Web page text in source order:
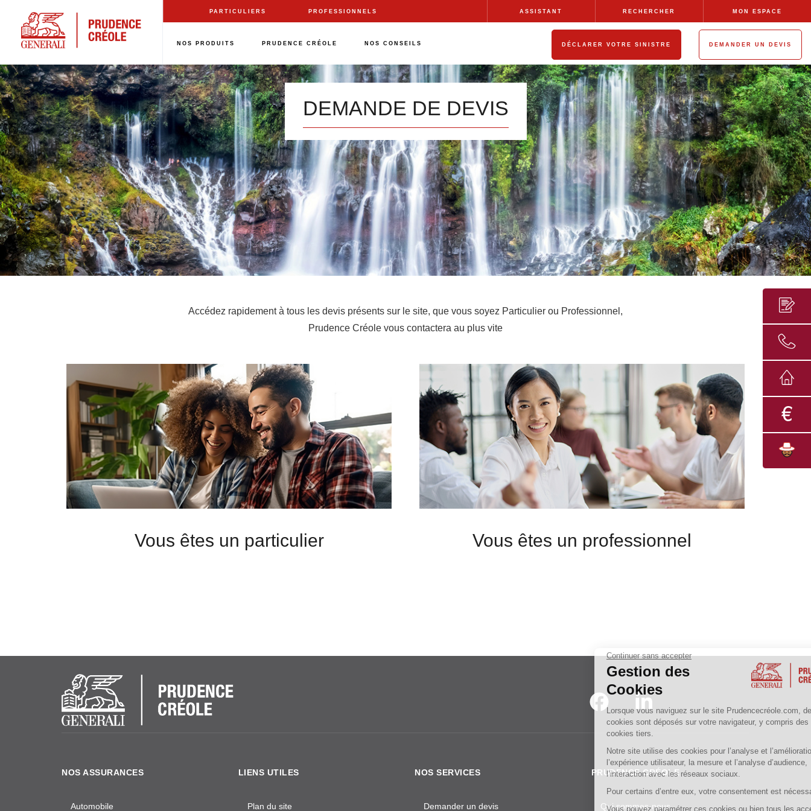
contenu
PARTICULIERS PROFESSIONNELS ASSISTANT RECHERCHER MON ESPACE
NOS PRODUITS PRUDENCE CRÉOLE NOS CONSEILS DÉCLARER VOTRE SINISTRE DEMANDER UN DEVIS
DEMANDE DE DEVIS
Accédez rapidement à tous les devis présents sur le site, que vous soyez Particulier ou Professionnel,
Prudence Créole vous contactera au plus vite
Vous êtes un particulier Vous êtes un professionnel
NOS ASSURANCES
Automobile
LIENS UTILES
Plan du site
NOS SERVICES
Demander un devis
PRUDENCE CRÉOLE
Qui sommes-nous
Continuer sans accepter
Gestion des
Cookies
Lorsque vous naviguez sur le site Prudencecréole.com, des
cookies sont déposés sur votre navigateur, y compris des
Notre site utilise des cookies pour l’analyse et l’amélioration de
l’expérience utilisateur, la mesure et l’analyse d’audience,
l’interaction avec les réseaux sociaux.
Pour certains d’entre eux, votre consentement est nécessaire.
Vous pouvez paramétrer ces cookies ou bien tous les accepter,